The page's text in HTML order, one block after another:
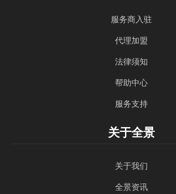
服务商入驻
代理加盟
法律须知
帮助中心
服务支持
关于全景
关于我们
全景资讯